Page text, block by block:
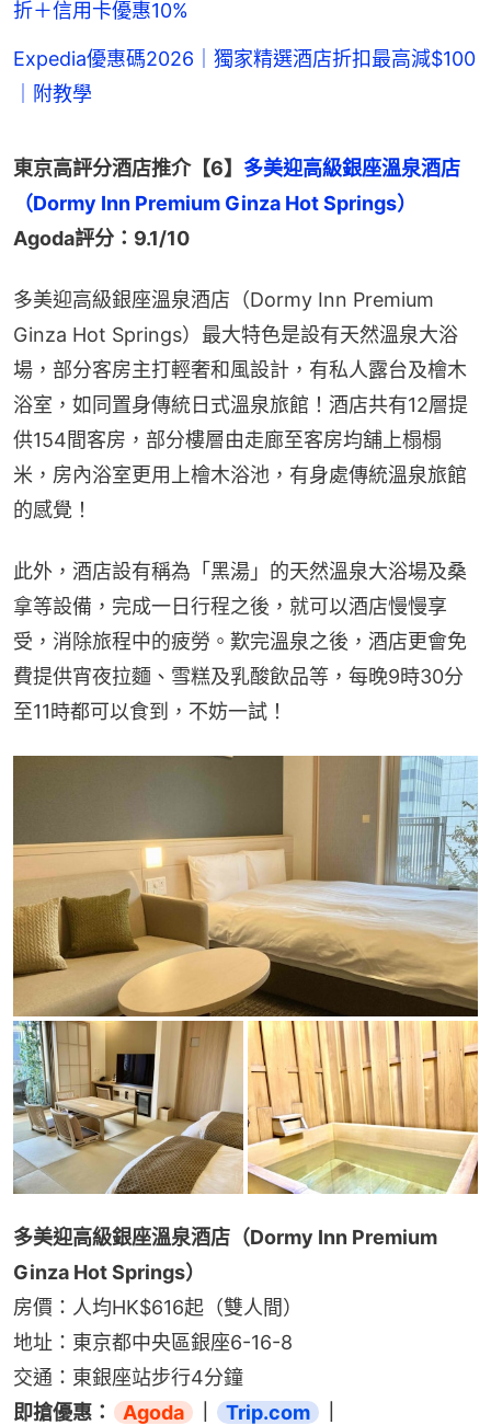
折＋信用卡優惠10%
Expedia優惠碼2026｜獨家精選酒店折扣最高減$100
｜附教學
東京高評分酒店推介【6】 多美迎高級銀座溫泉酒店
Agoda評分：9.1/10
多美迎高級銀座溫泉酒店（Dormy Inn Premium
Ginza Hot Springs）最大特色是設有天然溫泉大浴
場，部分客房主打輕奢和風設計，有私人露台及檜木
浴室，如同置身傳統日式溫泉旅館！酒店共有12層提
供154間客房，部分樓層由走廊至客房均舖上榻榻
米，房內浴室更用上檜木浴池，有身處傳統溫泉旅館
的感覺！
此外，酒店設有稱為「黑湯」的天然溫泉大浴場及桑
拿等設備，完成一日行程之後，就可以酒店慢慢享
受，消除旅程中的疲勞。歎完溫泉之後，酒店更會免
費提供宵夜拉麵、雪糕及乳酸飲品等，每晚9時30分
至11時都可以食到，不妨一試！
多美迎高級銀座溫泉酒店（Dormy Inn Premium
Ginza Hot Springs）
房價：人均HK$616起（雙人間）
地址：東京都中央區銀座6-16-8
交通：東銀座站步行4分鐘
即搶優惠：
Agoda Trip.com